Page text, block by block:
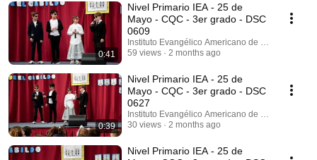
0:41
Nivel Primario IEA - 25 de
Mayo - CQC - 3er grado - DSC
0609
Instituto Evangélico Americano de Villa del
59 views
2 months ago
0:39
Nivel Primario IEA - 25 de
Mayo - CQC - 3er grado - DSC
0627
Instituto Evangélico Americano de Villa del
30 views
2 months ago
Nivel Primario IEA - 25 de